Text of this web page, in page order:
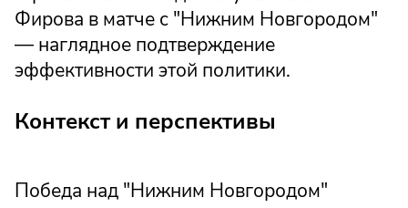
Фирова в матче с "Нижним Новгородом"
— наглядное подтверждение
эффективности этой политики.
Контекст и перспективы
Победа над "Нижним Новгородом"